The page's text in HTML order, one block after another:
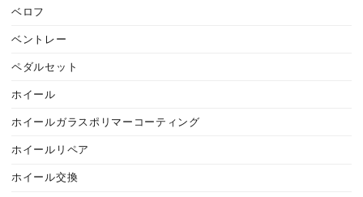
ベロフ
ベントレー
ペダルセット
ホイール
ホイールガラスポリマーコーティング
ホイールリペア
ホイール交換